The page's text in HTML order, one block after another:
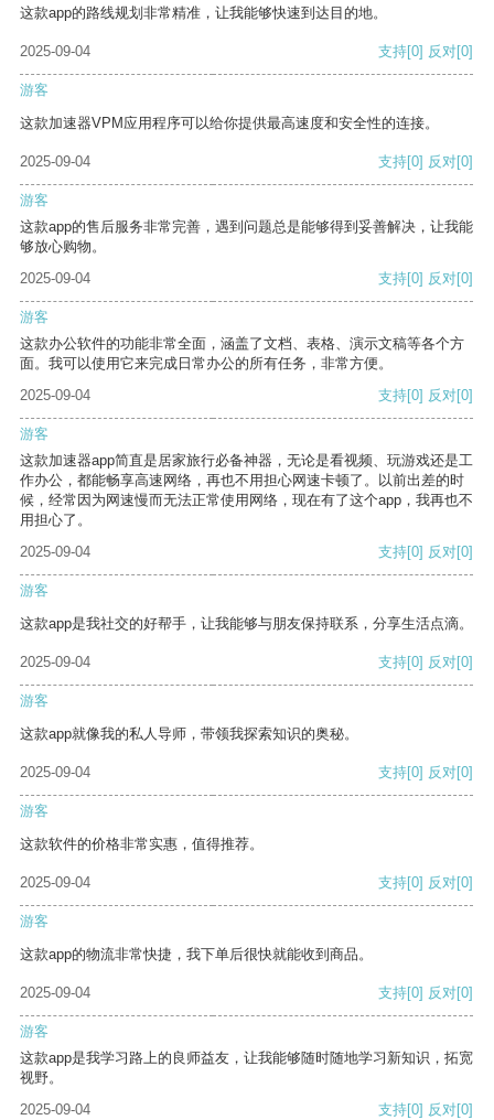
这款app的路线规划非常精准，让我能够快速到达目的地。
2025-09-04 支持[0] 反对[0]
游客
这款加速器VPM应用程序可以给你提供最高速度和安全性的连接。
2025-09-04 支持[0] 反对[0]
游客
这款app的售后服务非常完善，遇到问题总是能够得到妥善解决，让我能
够放心购物。
2025-09-04
支持[0] 反对[0]
游客
这款办公软件的功能非常全面，涵盖了文档、表格、演示文稿等各个方
面。我可以使用它来完成日常办公的所有任务，非常方便。
2025-09-04
支持[0] 反对[0]
游客
这款加速器app简直是居家旅行必备神器，无论是看视频、玩游戏还是工
作办公，都能畅享高速网络，再也不用担心网速卡顿了。以前出差的时
候，经常因为网速慢而无法正常使用网络，现在有了这个app，我再也不
用担心了。
2025-09-04
支持[0] 反对[0]
游客
这款app是我社交的好帮手，让我能够与朋友保持联系，分享生活点滴。
2025-09-04 支持[0] 反对[0]
游客
这款app就像我的私人导师，带领我探索知识的奥秘。
2025-09-04 支持[0] 反对[0]
游客
这款软件的价格非常实惠，值得推荐。
2025-09-04 支持[0] 反对[0]
游客
这款app的物流非常快捷，我下单后很快就能收到商品。
2025-09-04 支持[0] 反对[0]
游客
这款app是我学习路上的良师益友，让我能够随时随地学习新知识，拓宽
视野。
2025-09-04
支持[0] 反对[0]